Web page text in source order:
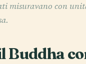
con
Buddha